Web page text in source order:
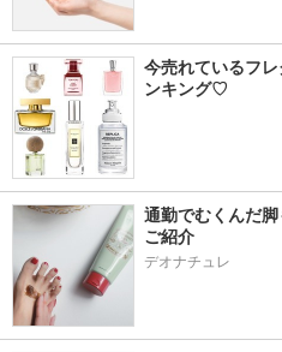
今売れているフ
ンキング♡
通勤でむくんだ
ご紹介
デオナチュレ